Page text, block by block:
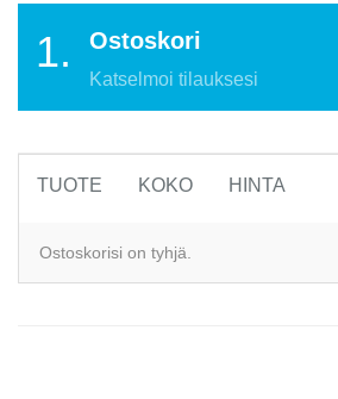
1. Ostoskori
Katselmoi tilauksesi
TUOTE KOKO HINTA
Ostoskorisi on tyhjä.